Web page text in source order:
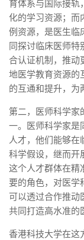
育体系与国际接轨
化的学习资源；而
例资源，是医生临
同探讨临床医师特
合认证机制，推动
地医学教育资源的
的互通和提升，为
第二，医师科学家
一。医师科学家是
人才，他们能够在
科学假设，继而开
这个人才群体在精
要的角色，对医学
可以透过合作推动
共同打造高水准的
香港科技大学在这